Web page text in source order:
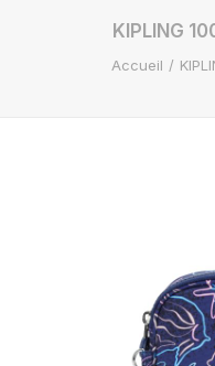
KIPLING
Accueil